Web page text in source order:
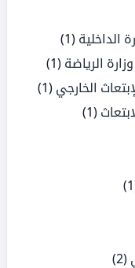
الداخلية (1)
الرياضة (1)
الخارجي (1)
(1)
(2)